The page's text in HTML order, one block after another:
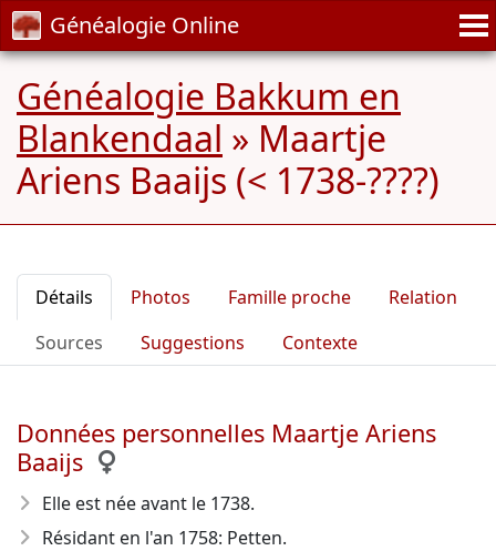
Généalogie Online
Généalogie Bakkum en
Blankendaal » Maartje
Ariens Baaijs (< 1738-????)
Détails Photos Famille proche
Relation
Sources
Suggestions Contexte
Données personnelles Maartje Ariens
Baaijs
Elle est née avant le 1738.
Résidant en l'an 1758: Petten.